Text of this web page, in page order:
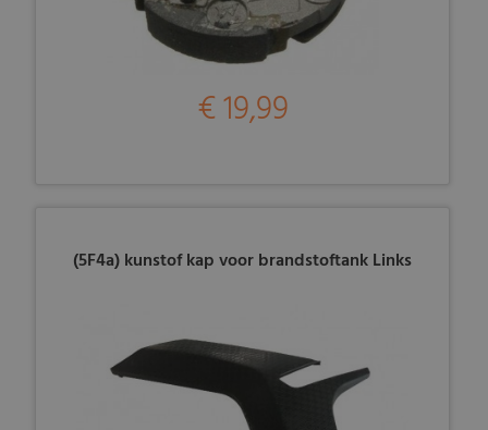
€ 19,99
(5F4a) kunstof kap voor brandstoftank Links